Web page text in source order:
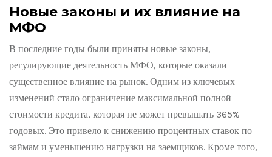
Новые законы и их влияние на
МФО
В последние годы были приняты новые законы,
регулирующие деятельность МФО, которые оказали
существенное влияние на рынок. Одним из ключевых
изменений стало ограничение максимальной полной
стоимости кредита, которая не может превышать 365%
годовых. Это привело к снижению процентных ставок по
займам и уменьшению нагрузки на заемщиков. Кроме того,